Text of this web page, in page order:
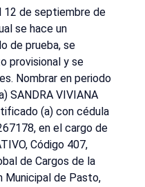
12 de septiembre de
se hace un
de prueba, se
provisional y se
Nombrar en periodo
SANDRA VIVIANA
(a) con cédula
en el cargo de
Código 407,
de Cargos de la
Municipal de Pasto,